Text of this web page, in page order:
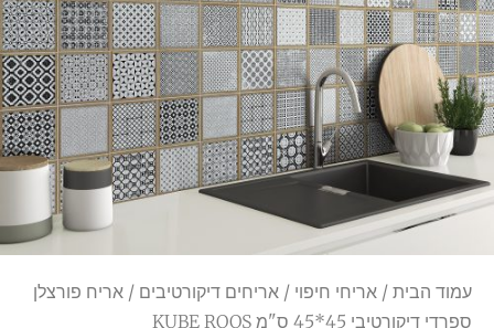
עמוד הבית / אריחי חיפוי / אריחים דיקורטיבים / אריח פורצלן
ספרדי דיקורטיבי 45*45 ס"מ KUBE ROOS